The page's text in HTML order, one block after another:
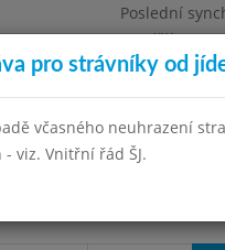
Poslední
Pondělí
Omezení
Praha 4, Ohradní 49
pro strávníky od
včasného neuhrazení
- viz. Vnitřní řád ŠJ.